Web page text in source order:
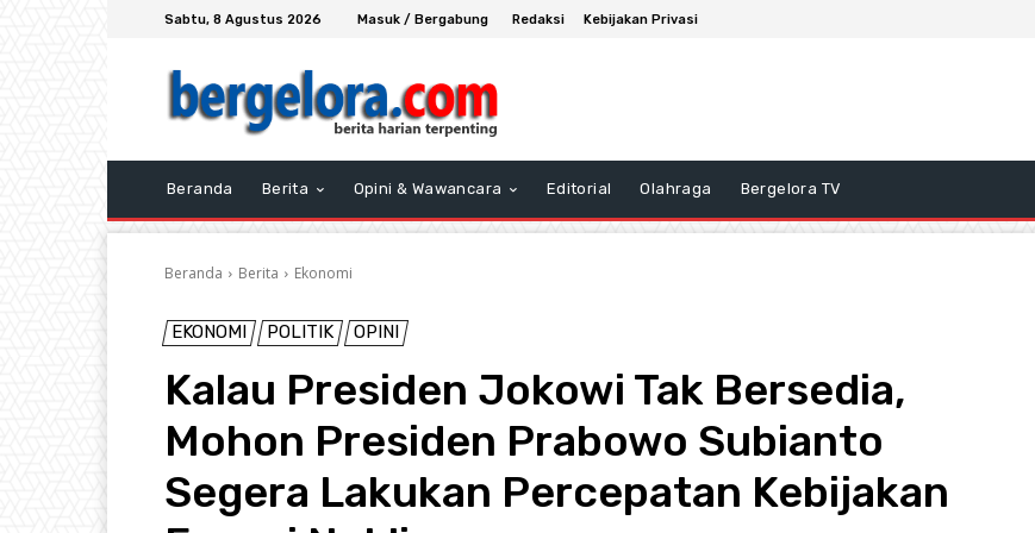
Sabtu, 8 Agustus 2026 Masuk / Bergabung Redaksi Kebijakan Privasi
Beranda Berita Opini & Wawancara Editorial Olahraga Bergelora TV
Beranda Berita Ekonomi
EKONOMI POLITIK OPINI
Kalau Presiden Jokowi Tak Bersedia,
Mohon Presiden Prabowo Subianto
Segera Lakukan Percepatan Kebijakan